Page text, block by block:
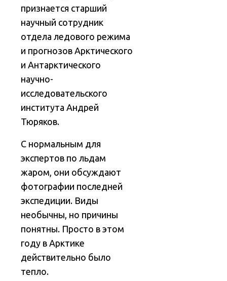
признается старший
научный сотрудник
отдела ледового режима
и прогнозов Арктического
и Антарктического
научно-
исследовательского
института Андрей
Тюряков.
С нормальным для
экспертов по льдам
жаром, они обсуждают
фотографии последней
экспедиции. Виды
необычны, но причины
понятны. Просто в этом
году в Арктике
действительно было
тепло.